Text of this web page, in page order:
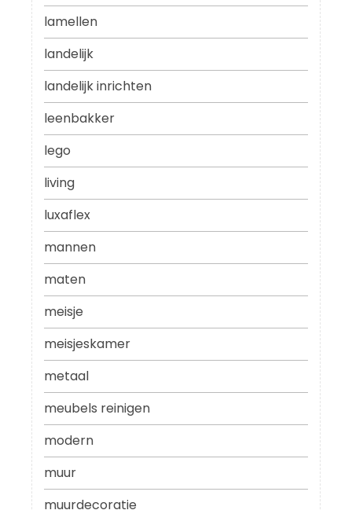
lamellen
landelijk
landelijk inrichten
leenbakker
lego
living
luxaflex
mannen
maten
meisje
meisjeskamer
metaal
meubels reinigen
modern
muur
muurdecoratie